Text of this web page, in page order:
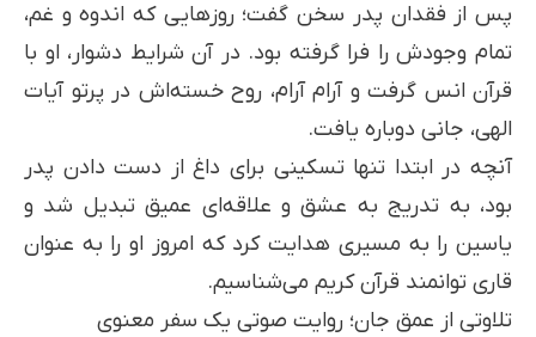
پس از فقدان پدر سخن گفت؛ روزهایی که اندوه و غم،
تمام وجودش را فرا گرفته بود. در آن شرایط دشوار، او با
قرآن انس گرفت و آرام آرام، روح خسته‌اش در پرتو آیات
الهی، جانی دوباره یافت.
آنچه در ابتدا تنها تسکینی برای داغ از دست دادن پدر
بود، به تدریج به عشق و علاقه‌ای عمیق تبدیل شد و
یاسین را به مسیری هدایت کرد که امروز او را به عنوان
قاری توانمند قرآن کریم می‌شناسیم.
تلاوتی از عمق جان؛ روایت صوتی یک سفر معنوی